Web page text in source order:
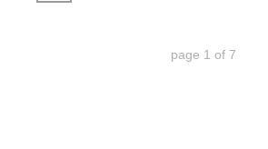
page 1 of 7